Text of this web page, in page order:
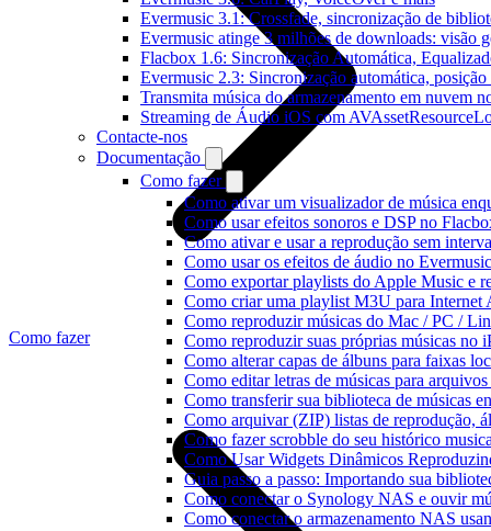
Evermusic 3.1: Crossfade, sincronização de
Evermusic atinge 3 milhões de downloads: visão
Flacbox 1.6: Sincronização Automática,
Evermusic 2.3: Sincronização automática, posição
Transmita música do armazenamento em nuvem
Streaming de Áudio iOS com
Contacte-nos
Documentação
Como fazer
Como ativar um visualizador de música
Como usar efeitos sonoros e DSP no
Como ativar e usar a reprodução sem
Como usar os efeitos de áudio no
Como exportar playlists do Apple Music e
Como criar uma playlist M3U para
Como reproduzir músicas do Mac / PC /
Como reproduzir suas próprias músicas no
Como alterar capas de álbuns para faixas
Como editar letras de músicas para
Como transferir sua biblioteca de músicas
Como arquivar (ZIP) listas de reprodução,
Como fazer scrobble do seu histórico
Como Usar Widgets Dinâmicos
Guia passo a passo: Importando sua
Como conectar o Synology NAS e ouvir
Como conectar o armazenamento NAS
Como fazer